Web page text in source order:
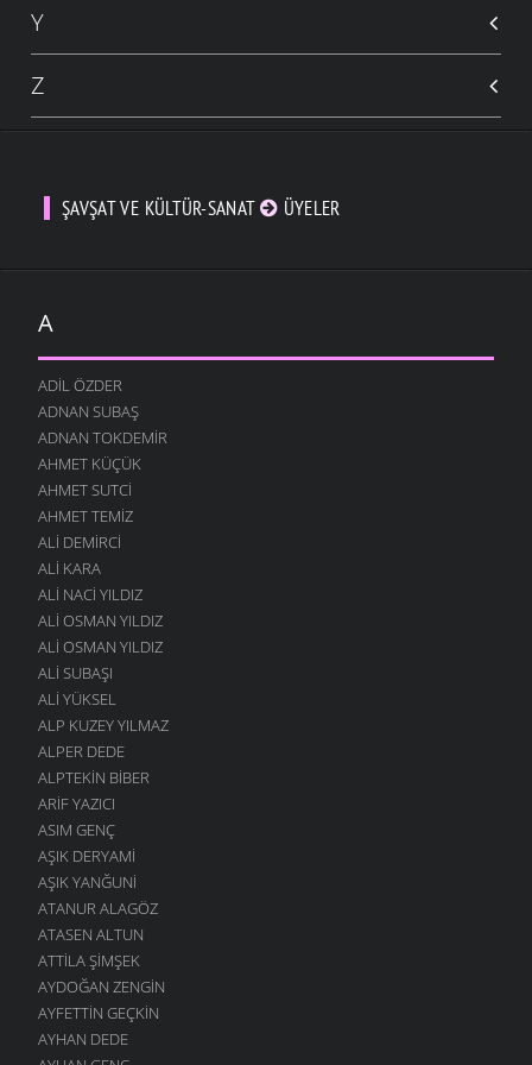
Y
Z
ŞAVŞAT VE KÜLTÜR-SANAT ÜYELER
A
ADIL ÖZDER
ADNAN SUBAŞ
ADNAN TOKDEMIR
AHMET KÜÇÜK
AHMET SUTCI
AHMET TEMIZ
ALI DEMIRCI
ALI KARA
ALI NACI YILDIZ
ALI OSMAN YILDIZ
ALI OSMAN YILDIZ
ALI SUBAŞI
ALI YÜKSEL
ALP KUZEY YILMAZ
ALPER DEDE
ALPTEKIN BIBER
ARIF YAZICI
ASIM GENÇ
AŞIK DERYAMI
AŞIK YANĞUNI
ATANUR ALAGÖZ
ATASEN ALTUN
ATTILA ŞIMŞEK
AYDOĞAN ZENGIN
AYFETTIN GEÇKIN
AYHAN DEDE